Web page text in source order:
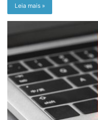
Leia mais »